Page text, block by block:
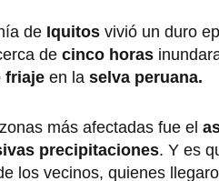
de Iquitos vivió un duro
de cinco horas
friaje en la selva peruana.
más afectadas fue el
precipitaciones. Y es
los vecinos, quienes